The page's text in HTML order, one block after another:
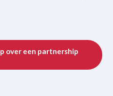
over een partnership